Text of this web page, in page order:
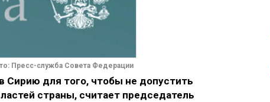
Пресс-служба Совета Федерации
Сирию для того, чтобы не допустить
страны, считает председатель